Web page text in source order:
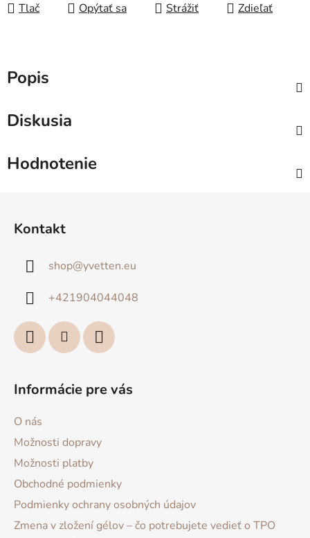
Tlač
Opýtať sa Strážiť Zdieľať
Popis
Diskusia
Hodnotenie
Kontakt
shop@yvetten.eu
+421904044048
Informácie pre vás
O nás
Možnosti dopravy
Možnosti platby
Obchodné podmienky
Podmienky ochrany osobných údajov
Zmena v zložení gélov – čo potrebujete vedieť o TPO